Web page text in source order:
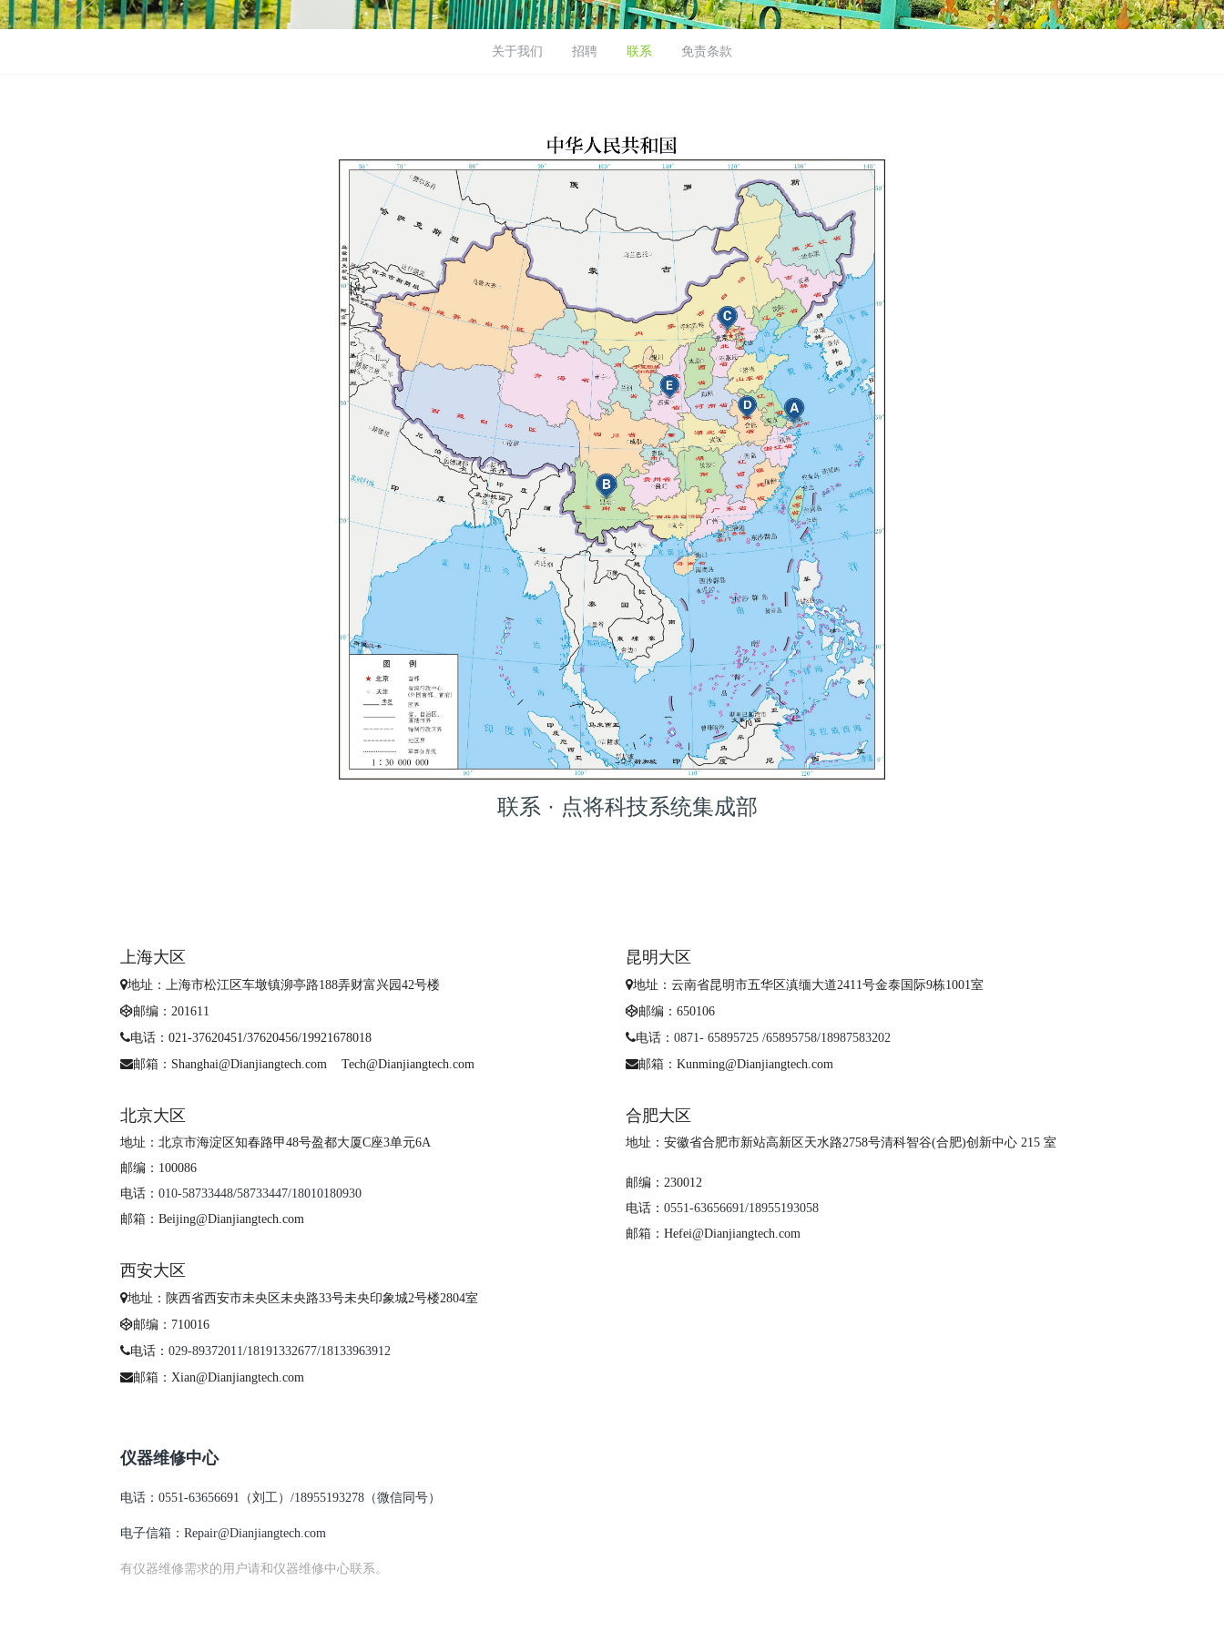
关于我们 招聘 联系 免责条款
联系 · 点将科技系统集成部
上海大区
地址：上海市松江区车墩镇泖亭路188弄财富兴园42号楼
邮编：201611
电话： 021-37620451/37620456/19921678018
邮箱：Shanghai@Dianjiangtech.com Tech@Dianjiangtech.com
北京大区
地址：北京市海淀区知春路甲48号盈都大厦C座3单元6A
邮编：100086
电话： 010-58733448/58733447/18010180930
邮箱：Beijing@Dianjiangtech.com
西安大区
地址：陕西省西安市未央区未央路33号未央印象城2号楼2804室
邮编：710016
电话： 029-89372011/18191332677/18133963912
邮箱：Xian@Dianjiangtech.com
仪器维修中心
电话： 0551-63656691 （刘工）/18955193278（微信同号）
电子信箱：Repair@Dianjiangtech.com
有仪器维修需求的用户请和仪器维修中心联系。
昆明大区
地址：云南省昆明市五华区滇缅大道2411号金泰国际9栋1001室
邮编：650106
电话： 0871- 65895725 /65895758/18987583202
邮箱：Kunming@Dianjiangtech.com
合肥大区
地址： 安徽省合肥市新站高新区天水路2758号清科智谷(合肥)创新中心 215 室
邮编：230012
电话： 0551-63656691/18955193058
邮箱：Hefei@Dianjiangtech.com